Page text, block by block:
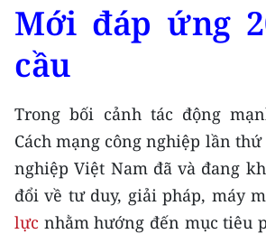
MEDIA CENTER
E-Magazine
Media Chính trị
Media Kinh tế
Media Văn hóa
Mới đáp ứng
cầu
Trong bối cảnh tác động
Cách mạng công nghiệp lần
nghiệp Việt Nam đã và đang
đổi về tư duy, giải pháp, máy
lực nhằm hướng đến mục tiêu